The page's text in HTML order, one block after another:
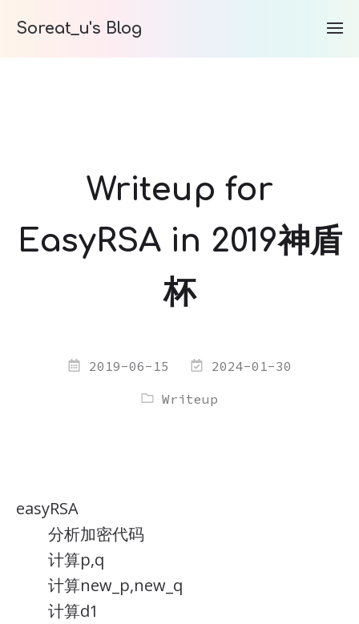
Soreat_u's Blog
Writeup for
EasyRSA in 2019神盾
杯
2019-06-15 2024-01-30
Writeup
easyRSA
分析加密代码
计算p,q
计算new_p,new_q
计算d1